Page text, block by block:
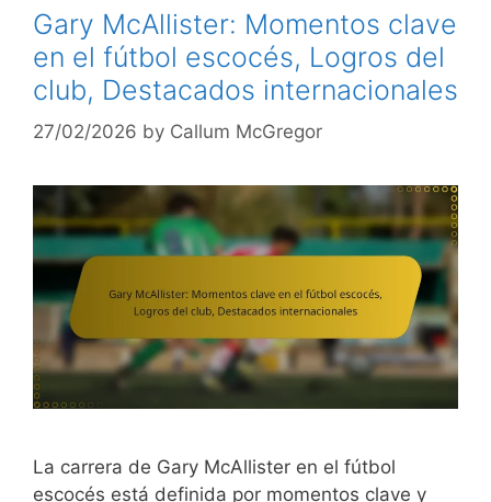
Gary McAllister: Momentos clave
en el fútbol escocés, Logros del
club, Destacados internacionales
27/02/2026 by Callum McGregor
La carrera de Gary McAllister en el fútbol
escocés está definida por momentos clave y